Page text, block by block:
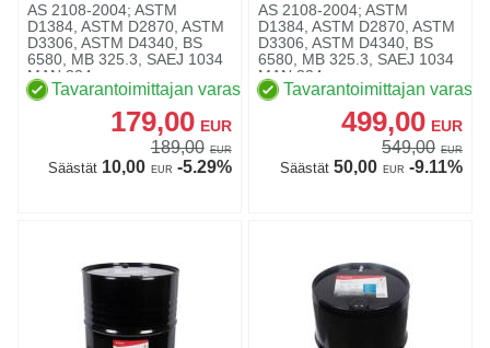
AS 2108-2004; ASTM
D1384, ASTM D2870, ASTM
D3306, ASTM D4340, BS
6580, MB 325.3, SAEJ 1034
MAN 324 ...
Tavarantoimittajan varastossa
179,00 EUR
189,00 EUR
Säästät10,00 EUR -5.29%
AS 2108-2004; ASTM
D1384, ASTM D2870, ASTM
D3306, ASTM D4340, BS
6580, MB 325.3, SAEJ 1034
MAN 324 ...
Tavarantoimittajan
499,00 EUR
549,00 EUR
Säästät50,00 EUR -9.11%